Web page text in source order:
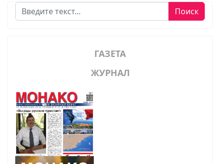
Поиск Поиск
ГАЗЕТА
ЖУРНАЛ